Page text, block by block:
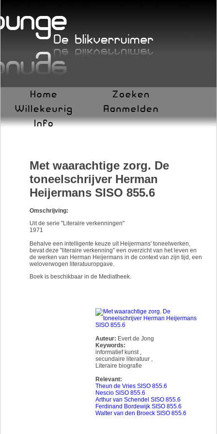
Met waarachtige zorg. De
toneelschrijver Herman
Heijermans SISO 855.6
Omschrijving:
Uit de serie "Literaire verkenningen"
1971
Behalve een intelligente keuze uit Heijermans' toneelwerken,
bevat deze "literaire verkenning" een overzicht van het leven en
de werken van Herman Heijermans in de context van zijn tijd, een
weloverwogen literatuuropgave.
Boek is beschikbaar in de Mediatheek.
Auteur: Evert de Jong
Keywords:
informatief kunst ,
secundaire literatuur ,
Literaire biografie
Relevant:
Theun de Vries SISO 855.6
Nescio SISO 855.6
Arthur van Schendel SISO 855.6
Ferdinand Bordewijk SISO 855.6
Walter van den Broeck SISO 855.6